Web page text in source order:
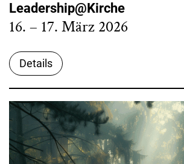
Leadership@Kirche
16. – 17. März 2026
Details